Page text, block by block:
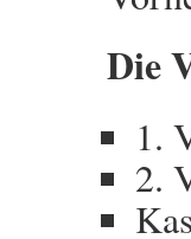
Die
1.
2.